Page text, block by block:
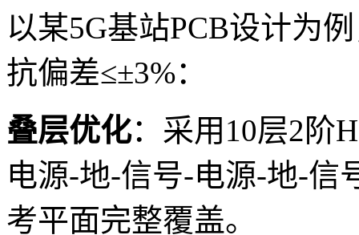
以某5G基站PCB设计为
抗偏差≤±3%：
叠层优化：采用10层2阶
电源-地-信号-电源-地-信
考平面完整覆盖。